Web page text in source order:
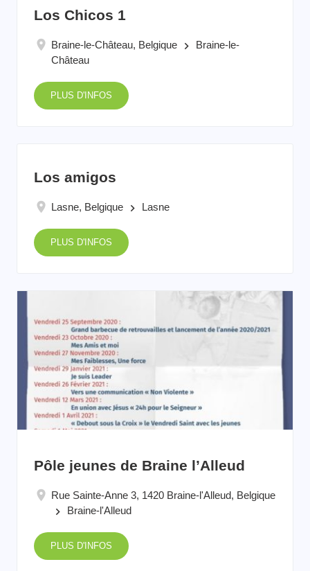
Los Chicos 1
Braine-le-Château, Belgique keyboard_arrow_right
Braine-le-
Château
PLUS D'INFOS
Los amigos
Lasne, Belgique keyboard_arrow_right Lasne
PLUS D'INFOS
Pôle jeunes de Braine l’Alleud
Rue Sainte-Anne 3, 1420 Braine-l'Alleud, Belgique
keyboard_arrow_right Braine-l'Alleud
PLUS D'INFOS